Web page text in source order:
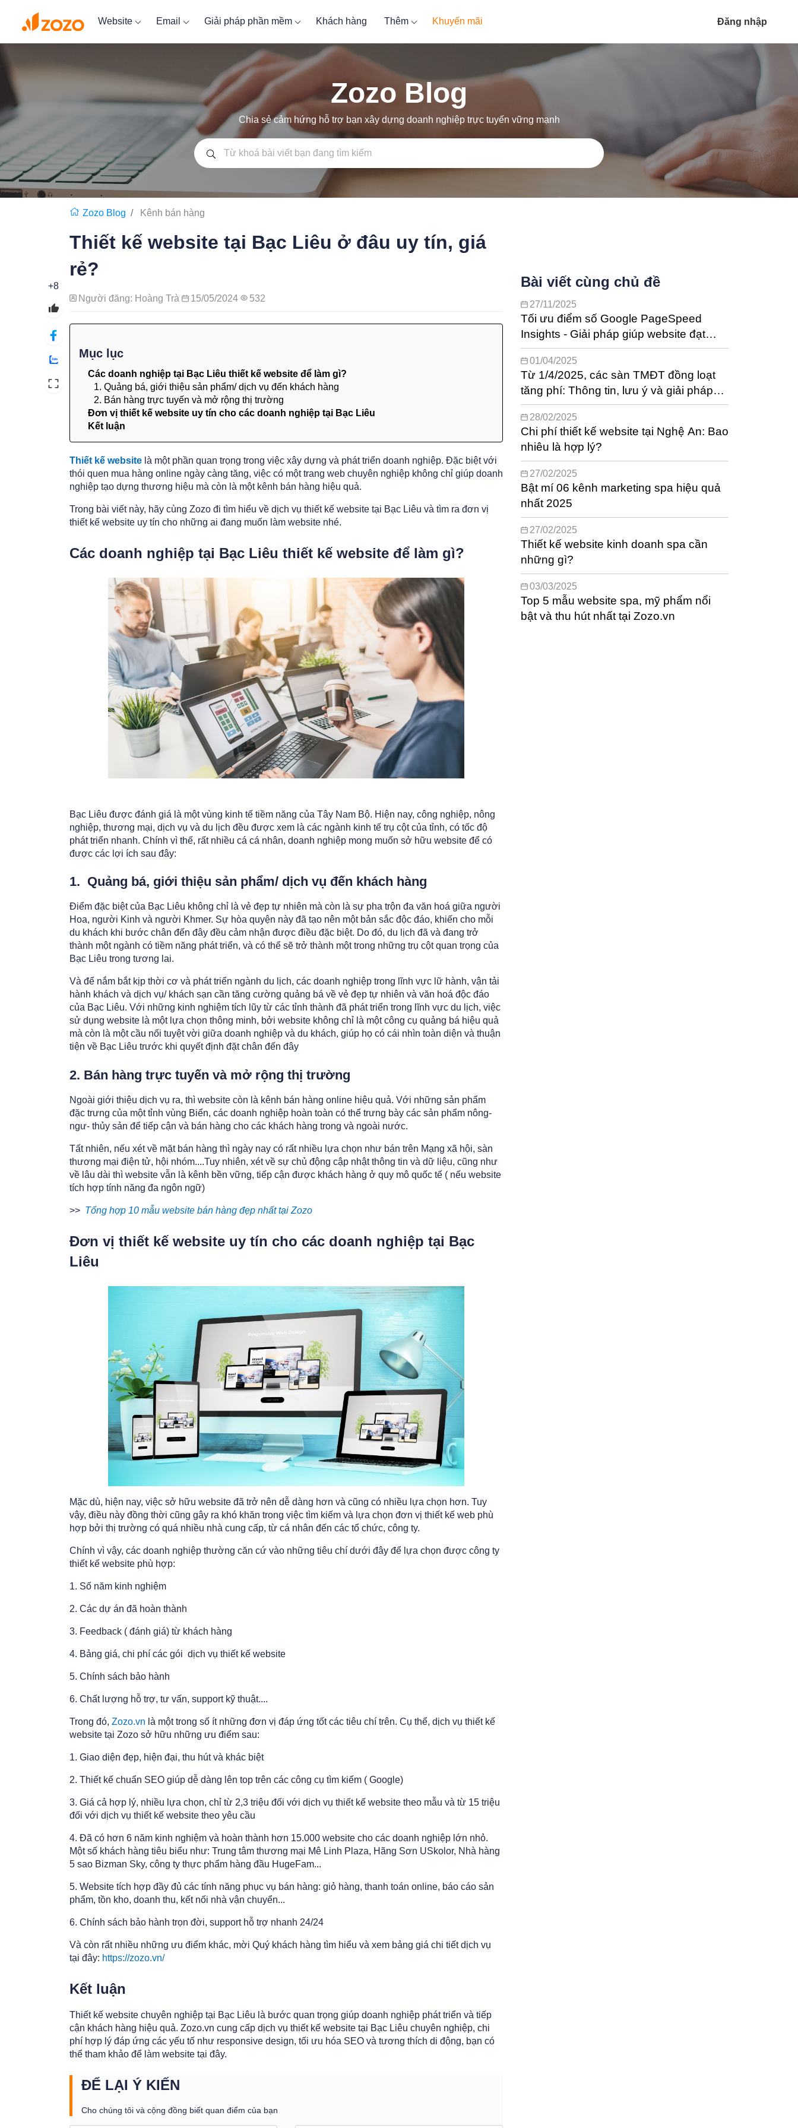
Website Email Giải pháp phần mềm Khách hàng Thêm Khuyến mãi Đăng nhập
Zozo Blog
Chia sẻ cảm hứng hỗ trợ bạn xây dựng doanh nghiệp trực tuyến vững mạnh
Zozo Blog Kênh bán hàng
+8
Thiết kế website tại Bạc Liêu ở đâu uy tín, giá
rẻ?
Người đăng: Hoàng Trà 15/05/2024 532
Mục lục
Các doanh nghiệp tại Bạc Liêu thiết kế website để làm gì?
1. Quảng bá, giới thiệu sản phẩm/ dịch vụ đến khách hàng
2. Bán hàng trực tuyến và mở rộng thị trường
Đơn vị thiết kế website uy tín cho các doanh nghiệp tại Bạc Liêu
Kết luận
Thiết kế website là một phần quan trọng trong việc xây dựng và phát triển doanh nghiệp. Đặc biệt với
thói quen mua hàng online ngày càng tăng, việc có một trang web chuyên nghiệp không chỉ giúp doanh
nghiệp tạo dựng thương hiệu mà còn là một kênh bán hàng hiệu quả.
Trong bài viết này, hãy cùng Zozo đi tìm hiểu về dịch vụ thiết kế website tại Bạc Liêu và tìm ra đơn vị
thiết kế website uy tín cho những ai đang muốn làm website nhé.
Các doanh nghiệp tại Bạc Liêu thiết kế website để làm gì?
Bạc Liêu được đánh giá là một vùng kinh tế tiềm năng của Tây Nam Bộ. Hiện nay, công nghiệp, nông
nghiệp, thương mại, dịch vụ và du lịch đều được xem là các ngành kinh tế trụ cột của tỉnh, có tốc độ
phát triển nhanh. Chính vì thế, rất nhiều cá cá nhân, doanh nghiệp mong muốn sở hữu website để có
được các lợi ích sau đây:
1. Quảng bá, giới thiệu sản phẩm/ dịch vụ đến khách hàng
Điểm đặc biệt của Bạc Liêu không chỉ là vẻ đẹp tự nhiên mà còn là sự pha trộn đa văn hoá giữa người
Hoa, người Kinh và người Khmer. Sự hòa quyện này đã tạo nên một bản sắc độc đáo, khiến cho mỗi
du khách khi bước chân đến đây đều cảm nhận được điều đặc biệt. Do đó, du lịch đã và đang trở
thành một ngành có tiềm năng phát triển, và có thể sẽ trở thành một trong những trụ cột quan trọng của
Bạc Liêu trong tương lai.
Và để nắm bắt kịp thời cơ và phát triển ngành du lịch, các doanh nghiệp trong lĩnh vực lữ hành, vận tải
hành khách và dịch vụ/ khách sạn cần tăng cường quảng bá về vẻ đẹp tự nhiên và văn hoá độc đáo
của Bạc Liêu. Với những kinh nghiệm tích lũy từ các tỉnh thành đã phát triển trong lĩnh vực du lịch, việc
sử dụng website là một lựa chọn thông minh, bởi website không chỉ là một công cụ quảng bá hiệu quả
mà còn là một cầu nối tuyệt vời giữa doanh nghiệp và du khách, giúp họ có cái nhìn toàn diện và thuận
tiện về Bạc Liêu trước khi quyết định đặt chân đến đây
2. Bán hàng trực tuyến và mở rộng thị trường
Ngoài giới thiệu dịch vụ ra, thì website còn là kênh bán hàng online hiệu quả. Với những sản phẩm
đặc trưng của một tỉnh vùng Biển, các doanh nghiệp hoàn toàn có thể trưng bày các sản phẩm nông-
ngư- thủy sản để tiếp cận và bán hàng cho các khách hàng trong và ngoài nước.
Tất nhiên, nếu xét về mặt bán hàng thì ngày nay có rất nhiều lựa chọn như bán trên Mạng xã hội, sàn
thương mại điện tử, hội nhóm....Tuy nhiên, xét về sự chủ động cập nhật thông tin và dữ liệu, cũng như
về lâu dài thì website vẫn là kênh bền vững, tiếp cận được khách hàng ở quy mô quốc tế ( nếu website
tích hợp tính năng đa ngôn ngữ)
>> Tổng hợp 10 mẫu website bán hàng đẹp nhất tại Zozo
Đơn vị thiết kế website uy tín cho các doanh nghiệp tại Bạc
Liêu
Mặc dù, hiện nay, việc sở hữu website đã trở nên dễ dàng hơn và cũng có nhiều lựa chọn hơn. Tuy
vậy, điều này đồng thời cũng gây ra khó khăn trong việc tìm kiếm và lựa chọn đơn vị thiết kế web phù
hợp bởi thị trường có quá nhiều nhà cung cấp, từ cá nhân đến các tổ chức, công ty.
Chính vì vậy, các doanh nghiệp thường căn cứ vào những tiêu chí dưới đây để lựa chọn được công ty
thiết kế website phù hợp:
1. Số năm kinh nghiệm
2. Các dự án đã hoàn thành
3. Feedback ( đánh giá) từ khách hàng
4. Bảng giá, chi phí các gói dịch vụ thiết kế website
5. Chính sách bảo hành
6. Chất lượng hỗ trợ, tư vấn, support kỹ thuật....
Trong đó, Zozo.vn là một trong số ít những đơn vị đáp ứng tốt các tiêu chí trên. Cụ thể, dịch vụ thiết kế
website tại Zozo sở hữu những ưu điểm sau:
1. Giao diện đẹp, hiện đại, thu hút và khác biệt
2. Thiết kế chuẩn SEO giúp dễ dàng lên top trên các công cụ tìm kiếm ( Google)
3. Giá cả hợp lý, nhiều lựa chọn, chỉ từ 2,3 triệu đối với dịch vụ thiết kế website theo mẫu và từ 15 triệu
đối với dịch vụ thiết kế website theo yêu cầu
4. Đã có hơn 6 năm kinh nghiệm và hoàn thành hơn 15.000 website cho các doanh nghiệp lớn nhỏ.
Một số khách hàng tiêu biểu như: Trung tâm thương mại Mê Linh Plaza, Hãng Sơn USkolor, Nhà hàng
5 sao Bizman Sky, công ty thực phẩm hàng đầu HugeFam...
5. Website tích hợp đầy đủ các tính năng phục vụ bán hàng: giỏ hàng, thanh toán online, báo cáo sản
phẩm, tồn kho, doanh thu, kết nối nhà vận chuyển...
6. Chính sách bảo hành trọn đời, support hỗ trợ nhanh 24/24
Và còn rất nhiều những ưu điểm khác, mời Quý khách hàng tìm hiểu và xem bảng giá chi tiết dịch vụ
tại đây: https://zozo.vn/
Kết luận
Thiết kế website chuyên nghiệp tại Bạc Liêu là bước quan trọng giúp doanh nghiệp phát triển và tiếp
cận khách hàng hiệu quả. Zozo.vn cung cấp dịch vụ thiết kế website tại Bạc Liêu chuyên nghiệp, chi
phí hợp lý đáp ứng các yếu tố như responsive design, tối ưu hóa SEO và tương thích di động, bạn có
thể tham khảo để làm website tại đây.
ĐỂ LẠI Ý KIẾN
Cho chúng tôi và cộng đồng biết quan điểm của bạn
Bài viết cùng chủ đề
27/11/2025
Tối ưu điểm số Google PageSpeed
Insights - Giải pháp giúp website đạt
hiệu suất tốt nhất
01/04/2025
Từ 1/4/2025, các sàn TMĐT đồng loạt
tăng phí: Thông tin, lưu ý và giải pháp
cho nhà bán hàng
28/02/2025
Chi phí thiết kế website tại Nghệ An: Bao
nhiêu là hợp lý?
27/02/2025
Bật mí 06 kênh marketing spa hiệu quả
nhất 2025
27/02/2025
Thiết kế website kinh doanh spa cần
những gì?
03/03/2025
Top 5 mẫu website spa, mỹ phẩm nổi
bật và thu hút nhất tại Zozo.vn